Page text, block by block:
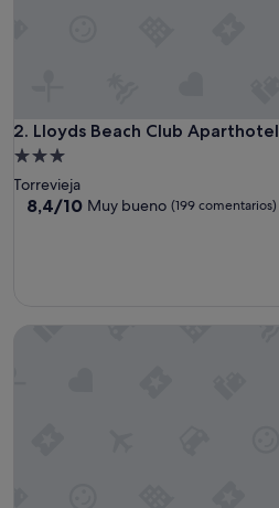
2. Lloyds Beach Club Aparthotel
Lloyds Beach Club Aparthotel
Alojamiento
de
3.0 estrellas
Torrevieja
8.4
8,4/10 Muy bueno (199 comentarios)